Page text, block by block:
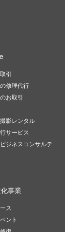
引
修理代行
お取引
影レンタル
サービス
ジネスコンサルテ
事業
ス
ント